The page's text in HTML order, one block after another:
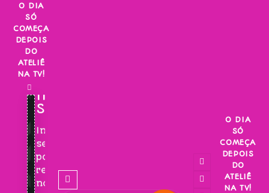
Skip
content
O DIA
SÓ
COMEÇA
DEPOIS
DO
ATELIÊ
NA TV!
INSCREVA-
SE!
Inscreva-
se
para
receber
novidades!
O DIA
SÓ
COMEÇA
DEPOIS
DO
ATELIÊ
NA TV!